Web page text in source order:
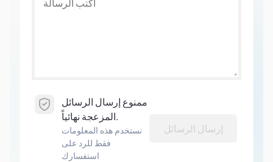
ممنوع إرسال الرسائل
المزعجة نهائياً.
نستخدم هذه المعلومات
فقط للرد على
استفسارك
إرسال الرسائل